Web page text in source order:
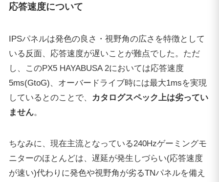
応答速度について
IPSパネルは発色の良さ・視野角の広さを特徴として
いる反面、応答速度が遅いことが難点でした。ただ
し、このPX5 HAYABUSA 2においては応答速度
5ms(GtoG)、オーバードライブ時には最大1msを実現
しているとのことで、
カタログスペック上は劣ってい
ません。
ちなみに、現在主流となっている240Hzゲーミングモ
ニターのほとんどは、遅延が発生しづらい(応答速度
が速い)代わりに発色や視野角が劣るTNパネルを備え